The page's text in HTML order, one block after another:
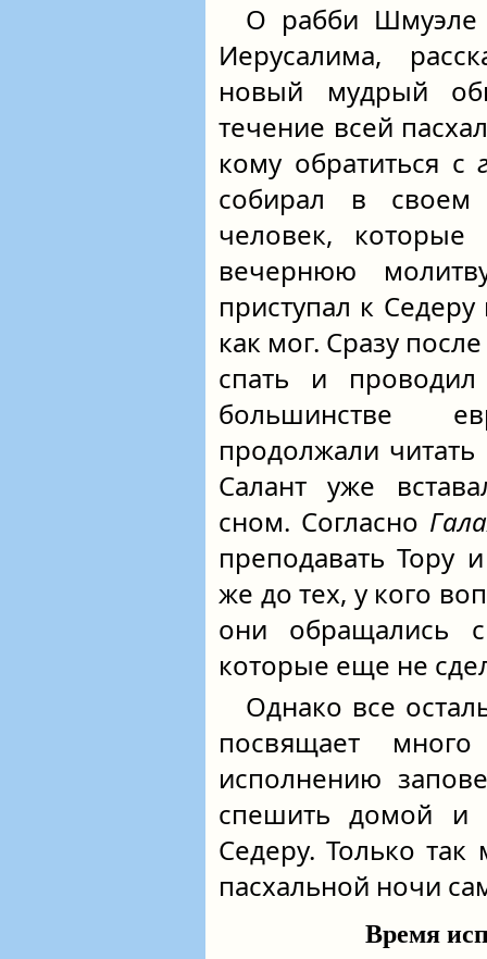
О рабби Шмуэле
Иерусалима,
новый мудрый
течение всей
кому обратиться с
собирал в
человек,
вечернюю
приступал к
как мог. Сразу
спать и
большинстве
продолжали читать
Салант уже
сном. Согласно
преподавать Тору
же до тех, у кого
они обращались
которые еще не
Однако все
посвящает
исполнению
спешить домой и
Седеру. Только
пасхальной ночи
Время